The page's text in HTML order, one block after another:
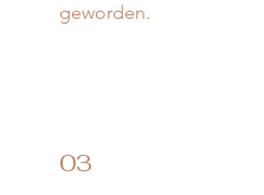
geworden.
03